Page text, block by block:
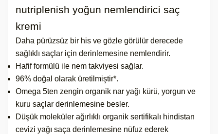
nutriplenish yoğun nemlendirici saç
kremi
Daha pürüzsüz bir his ve gözle görülür derecede
sağlıklı saçlar için derinlemesine nemlendirir.
Hafif formülü ile nem takviyesi sağlar.
96% doğal olarak üretilmiştir*.
Omega 5ten zengin organik nar yağı kürü, yorgun ve
kuru saçlar derinlemesine besler.
Düşük moleküler ağırlıklı organik sertifikalı hindistan
cevizi yağı saça derinlemesine nüfuz ederek